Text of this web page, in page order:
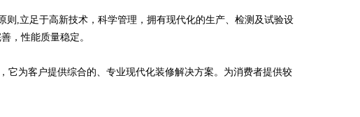
则,立足于高新技术，科学管理，拥有现代化的生产、检测及试验设
，性能质量稳定。
它为客户提供综合的、专业现代化装修解决方案。为消费者提供较